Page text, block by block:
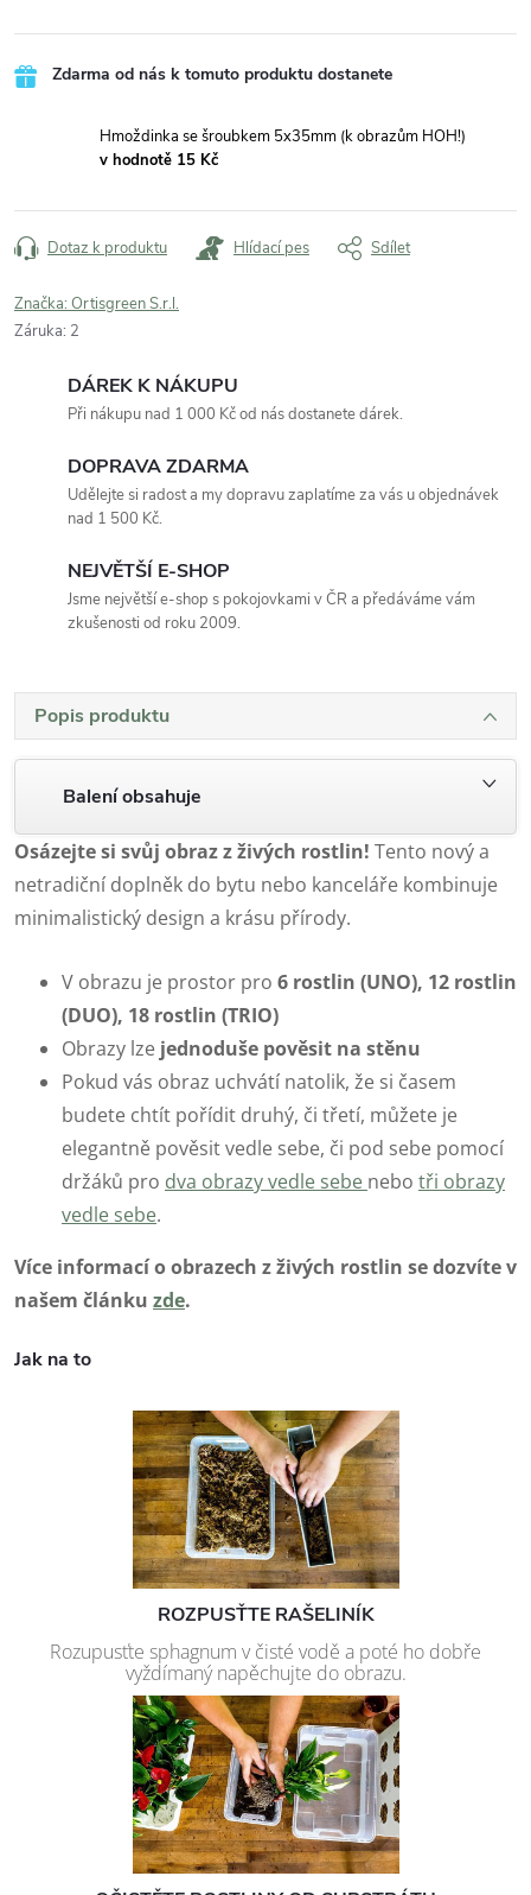
cena:
Zdarma od nás k tomuto produktu dostanete
Hmoždinka se šroubkem 5x35mm (k obrazům HOH!)
v hodnotě 15 Kč
Dotaz k produktu Hlídací pes Sdílet
Značka: Ortisgreen S.r.l.
Záruka: 2
DÁREK K NÁKUPU
Při nákupu nad 1 000 Kč od nás dostanete dárek.
DOPRAVA ZDARMA
Udělejte si radost a my dopravu zaplatíme za vás u objednávek
nad 1 500 Kč.
NEJVĚTŠÍ E-SHOP
Jsme největší e-shop s pokojovkami v ČR a předáváme vám
zkušenosti od roku 2009.
Popis produktu
Balení obsahuje
Osázejte si svůj obraz z živých rostlin! Tento nový a
netradiční doplněk do bytu nebo kanceláře kombinuje
minimalistický design a krásu přírody.
V obrazu je prostor pro 6 rostlin (UNO), 12 rostlin
(DUO), 18 rostlin (TRIO)
Obrazy lze jednoduše pověsit na stěnu
Pokud vás obraz uchvátí natolik, že si časem
budete chtít pořídit druhý, či třetí, můžete je
elegantně pověsit vedle sebe, či pod sebe pomocí
držáků pro dva obrazy vedle sebe nebo tři obrazy
vedle sebe.
Více informací o obrazech z živých rostlin se dozvíte v
našem článku zde.
Jak na to
ROZPUSŤTE RAŠELINÍK
Rozupusťte sphagnum v čisté vodě a poté ho dobře
vyždímaný napěchujte do obrazu.